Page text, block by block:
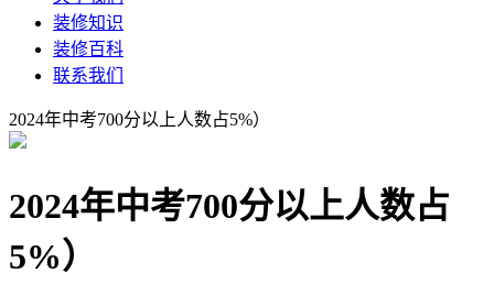
装修知识
装修百科
联系我们
2024年中考700分以上人数占5%）
2024年中考700分以上人数占
5%）